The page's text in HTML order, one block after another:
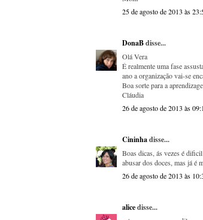
25 de agosto de 2013 às
DonaBdisse...
Olá Vera
É realmente uma fase
ano a organização vai-se
Boa sorte para a
Cláudia
26 de agosto de 2013 às
Cininhadisse...
Boas dicas, ás vezes é
abusar dos doces, mas já é
26 de agosto de 2013 às
alicedisse...